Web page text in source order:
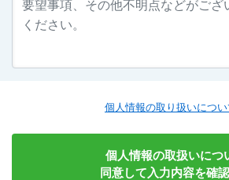
個人情報の取り扱いについ
個人情報の取扱いにつ
同意して入力内容を確